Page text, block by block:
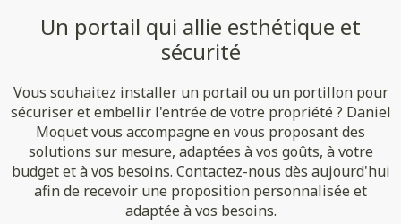
Un portail qui allie esthétique et
sécurité
Vous souhaitez installer un portail ou un portillon pour
sécuriser et embellir l'entrée de votre propriété ? Daniel
Moquet vous accompagne en vous proposant des
solutions sur mesure, adaptées à vos goûts, à votre
budget et à vos besoins. Contactez-nous dès aujourd'hui
afin de recevoir une proposition personnalisée et
adaptée à vos besoins.